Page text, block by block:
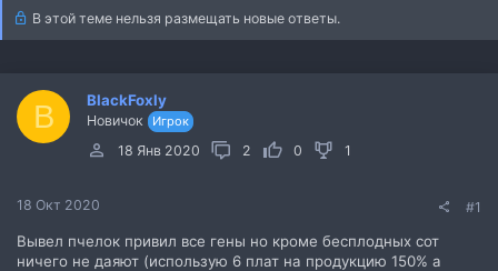
е
м
ч
а
В этой теме нельзя размещать новые ответы.
B BlackFoxly
Новичок Игрок
18 Янв 2020 2 0 1
18 Окт 2020 #1
Вывел пчелок привил все гены но кроме бесплодных сот
ничего не даяют (использую 6 плат на продукцию 150% а